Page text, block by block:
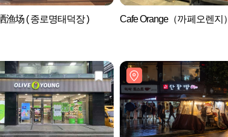
渔场 ( 종로명태덕장 ) Cafe Orange（까페오렌지）